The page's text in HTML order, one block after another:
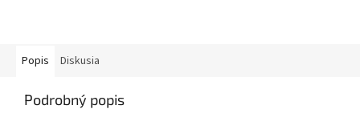
Popis Diskusia
Podrobný popis